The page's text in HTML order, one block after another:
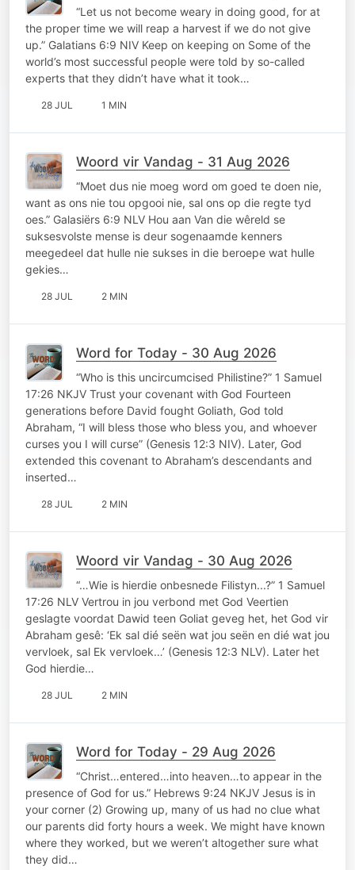
“Let us not become weary in doing good, for at
the proper time we will reap a harvest if we do not give
up.” Galatians 6:9 NIV Keep on keeping on Some of the
world’s most successful people were told by so-called
experts that they didn’t have what it took…
28 JUL 1 MIN
Woord vir Vandag - 31 Aug 2026
“Moet dus nie moeg word om goed te doen nie,
want as ons nie tou opgooi nie, sal ons op die regte tyd
oes.” Galasiërs 6:9 NLV Hou aan Van die wêreld se
suksesvolste mense is deur sogenaamde kenners
meegedeel dat hulle nie sukses in die beroepe wat hulle
gekies…
28 JUL 2 MIN
Word for Today - 30 Aug 2026
“Who is this uncircumcised Philistine?” 1 Samuel
17:26 NKJV Trust your covenant with God Fourteen
generations before David fought Goliath, God told
Abraham, “I will bless those who bless you, and whoever
curses you I will curse” (Genesis 12:3 NIV). Later, God
extended this covenant to Abraham’s descendants and
inserted…
28 JUL 2 MIN
Woord vir Vandag - 30 Aug 2026
“…Wie is hierdie onbesnede Filistyn...?” 1 Samuel
17:26 NLV Vertrou in jou verbond met God Veertien
geslagte voordat Dawid teen Goliat geveg het, het God vir
Abraham gesê: ‘Ek sal dié seën wat jou seën en dié wat jou
vervloek, sal Ek vervloek…’ (Genesis 12:3 NLV). Later het
God hierdie…
28 JUL 2 MIN
Word for Today - 29 Aug 2026
“Christ…entered…into heaven…to appear in the
presence of God for us.” Hebrews 9:24 NKJV Jesus is in
your corner (2) Growing up, many of us had no clue what
our parents did forty hours a week. We might have known
where they worked, but we weren’t altogether sure what
they did…